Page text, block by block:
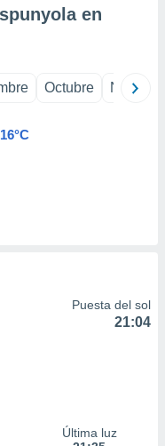
en
Octubre
16°C
Puesta del sol
21:04
Última luz